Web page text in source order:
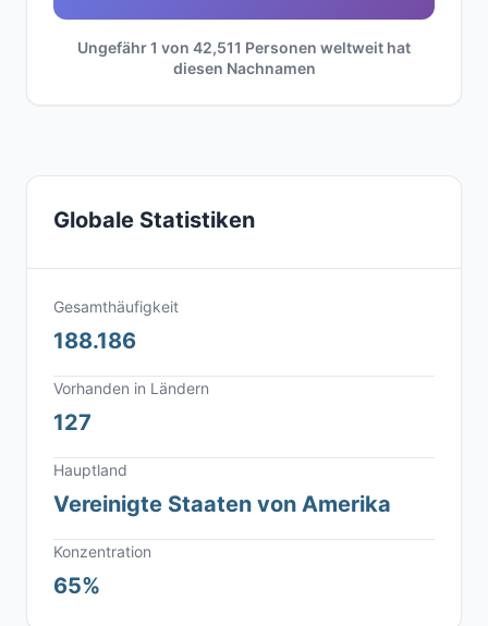
Ungefähr 1 von 42,511 Personen weltweit hat
diesen Nachnamen
Globale Statistiken
Gesamthäufigkeit
188.186
Vorhanden in Ländern
127
Hauptland
Vereinigte Staaten von Amerika
Konzentration
65%